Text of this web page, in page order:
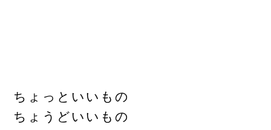
ちょっといいもの
ちょうどいいもの